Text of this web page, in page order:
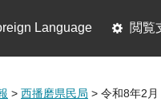
Language 閲覧
> 西播磨県民局 > 令和8年2月